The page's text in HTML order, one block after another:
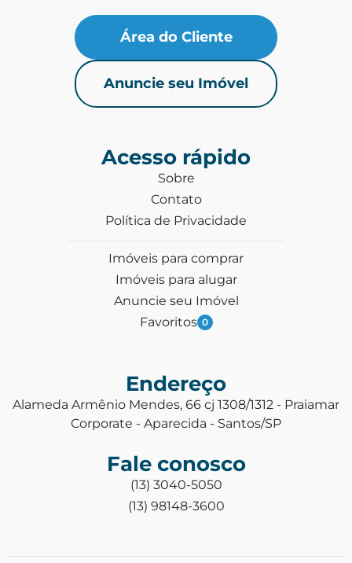
Área do Cliente
Anuncie seu Imóvel
Acesso rápido
Sobre
Contato
Política de Privacidade
Imóveis para comprar
Imóveis para alugar
Anuncie seu Imóvel
Favoritos 0
Endereço
Alameda Armênio Mendes, 66 cj 1308/1312 - Praiamar
Corporate - Aparecida - Santos/SP
Fale conosco
(13) 3040-5050
(13) 98148-3600